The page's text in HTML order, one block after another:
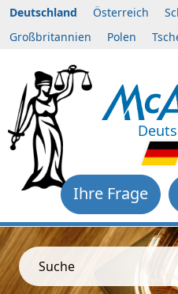
Deutschland Österreich
Großbritannien
Polen
Ihre Frage
Suche